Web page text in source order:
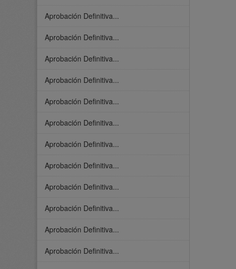
Aprobación Definitiva...
Aprobación Definitiva...
Aprobación Definitiva...
Aprobación Definitiva...
Aprobación Definitiva...
Aprobación Definitiva...
Aprobación Definitiva...
Aprobación Definitiva...
Aprobación Definitiva...
Aprobación Definitiva...
Aprobación Definitiva...
Aprobación Definitiva...